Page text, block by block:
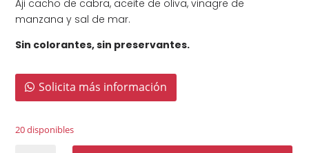
Aji cacho de cabra, aceite de oliva, vinagre de
manzana y sal de mar.
Sin colorantes, sin preservantes.
Solicita más información
20 disponibles